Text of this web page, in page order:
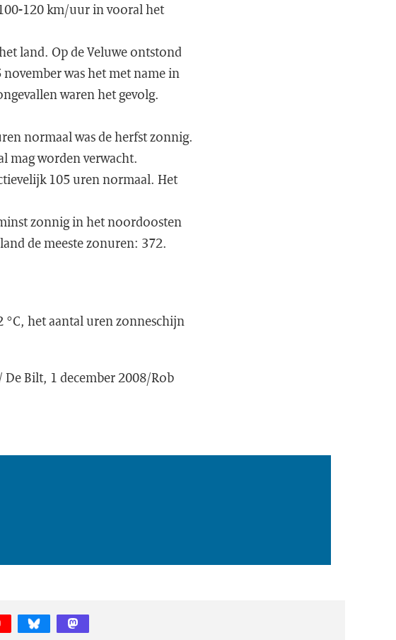
120 km/uur in vooral het
land. Op de Veluwe ontstond
was het met name in
waren het gevolg.
normaal was de herfst zonnig.
mag worden verwacht.
105 uren normaal. Het
zonnig in het noordoosten
de meeste zonuren: 372.
het aantal uren zonneschijn
Bilt, 1 december 2008/Rob